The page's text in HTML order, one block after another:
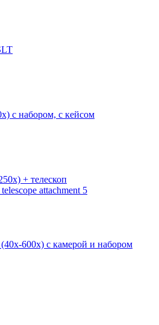
с набором, с кейсом
+ телескоп
600х) с камерой и набором